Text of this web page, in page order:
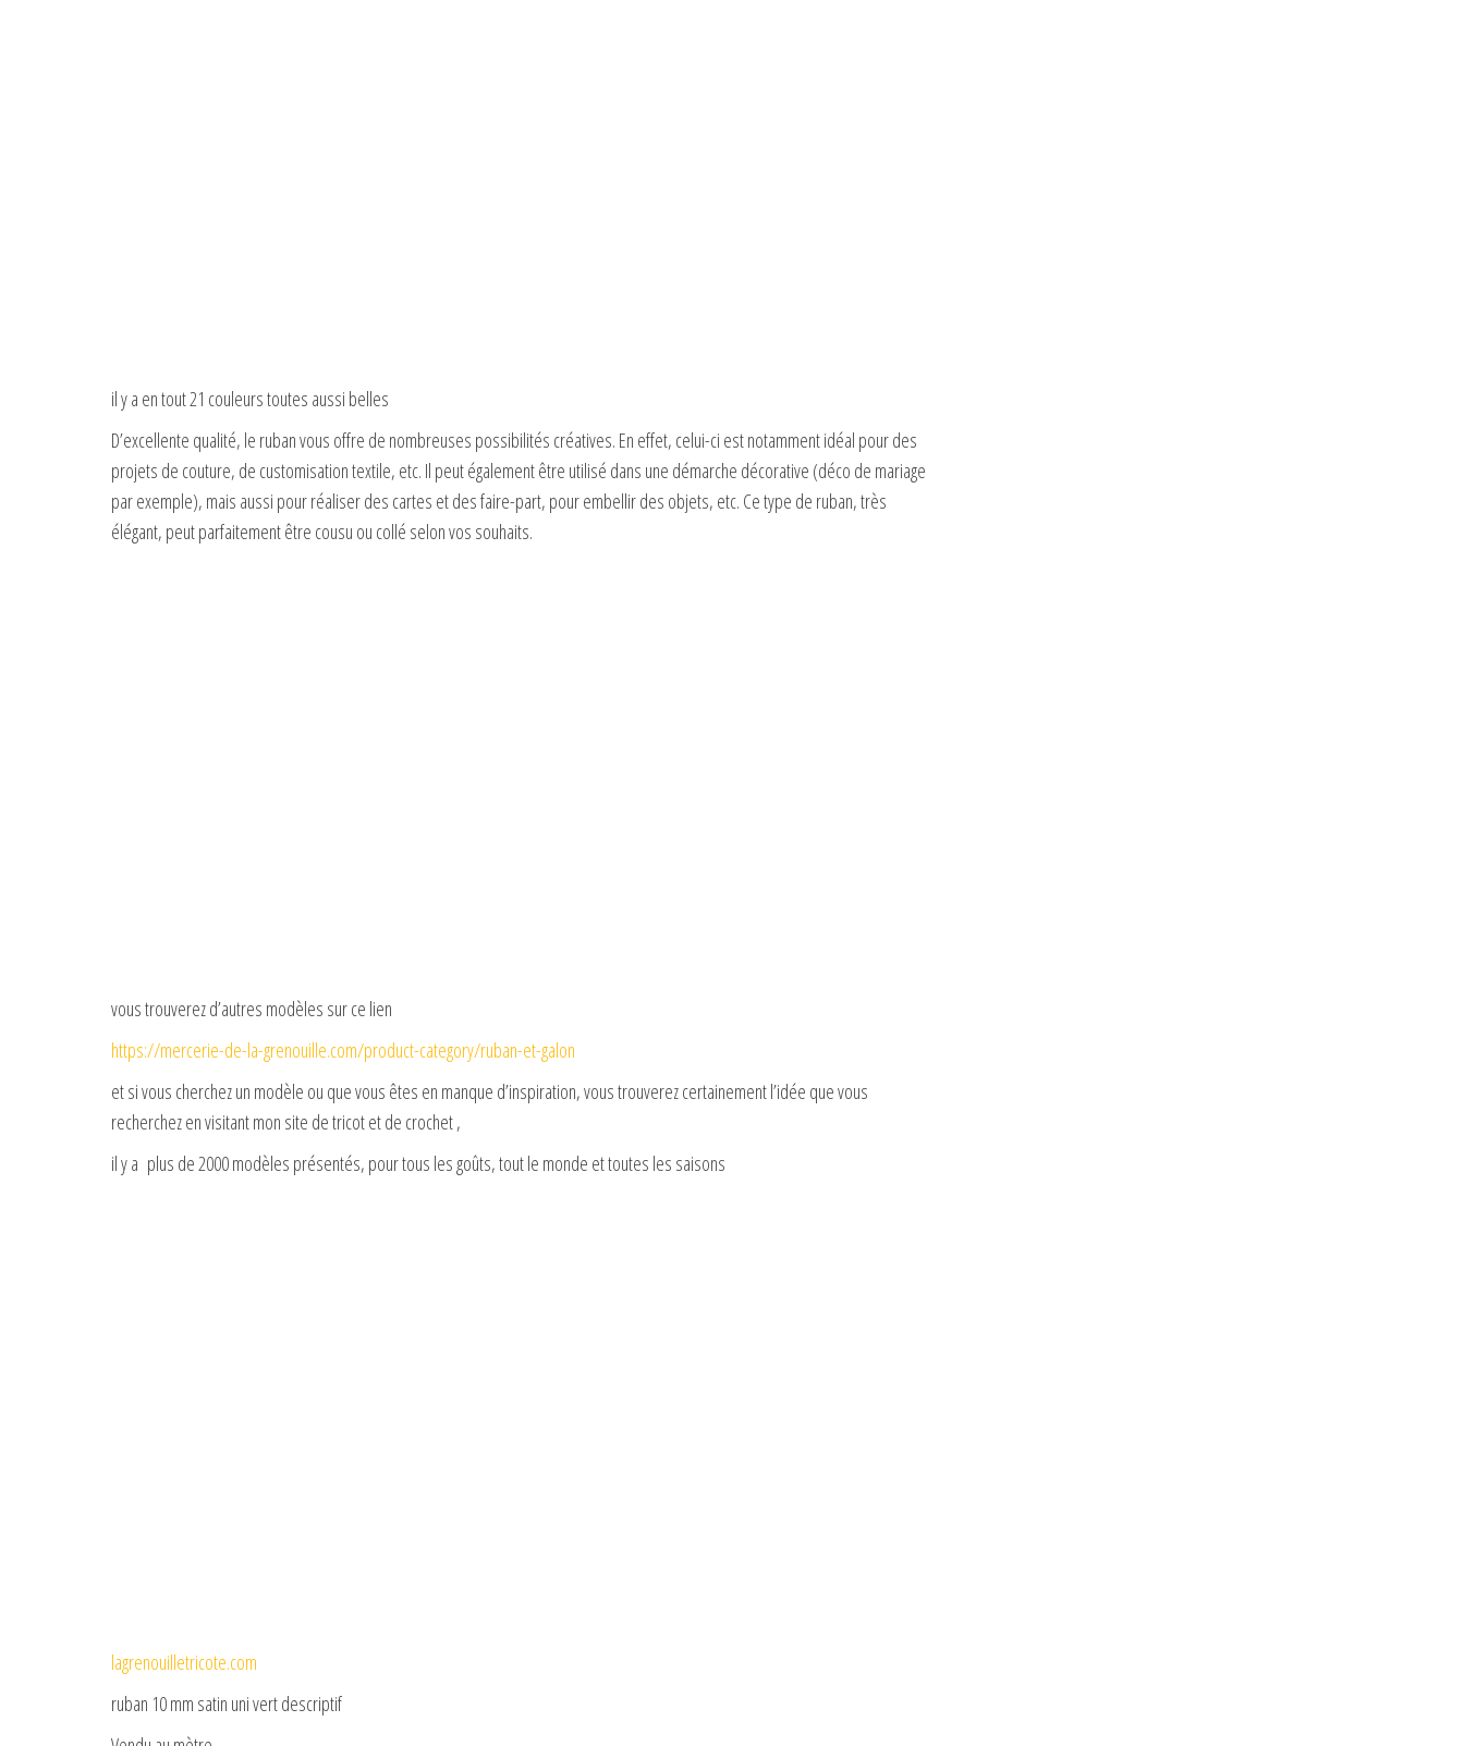
il y a en tout 21 couleurs toutes aussi belles
D’excellente qualité, le ruban vous offre de nombreuses possibilités créatives. En effet, celui-ci est notamment idéal pour des
projets de couture, de customisation textile, etc. Il peut également être utilisé dans une démarche décorative (déco de mariage
par exemple), mais aussi pour réaliser des cartes et des faire-part, pour embellir des objets, etc. Ce type de ruban, très
élégant, peut parfaitement être cousu ou collé selon vos souhaits.
vous trouverez d’autres modèles sur ce lien
https://mercerie-de-la-grenouille.com/product-category/ruban-et-galon
et si vous cherchez un modèle ou que vous êtes en manque d’inspiration, vous trouverez certainement l’idée que vous
recherchez en visitant mon site de tricot et de crochet ,
il y a plus de 2000 modèles présentés, pour tous les goûts, tout le monde et toutes les saisons
lagrenouilletricote.com
ruban 10 mm satin uni vert descriptif